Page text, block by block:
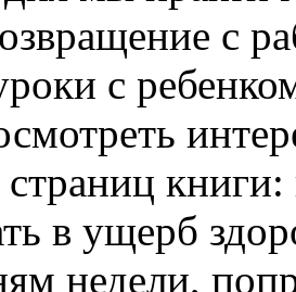
с
с
страниц
в ущерб
недели,